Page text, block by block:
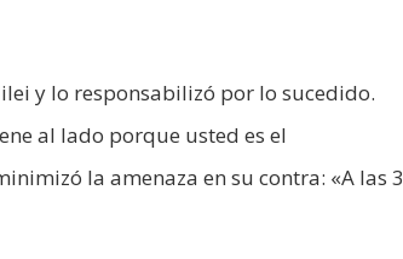
y lo responsabilizó por lo sucedido.
al lado porque usted es el
la amenaza en su contra: «A las 3